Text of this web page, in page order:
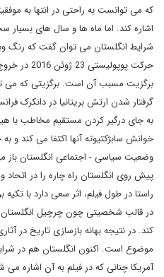
که می توانست به راحتی در انتها به
اشاره کند. اما ماه ها و سال های بسیار
شرایط انگلستان می توان گفت که رنگ
حرکت
برگزیت مسبب آن است. برگزیتی که می
گرفتار شدن ارتش بریتانیا در دانکرک
به جای درگیر کردن مستقیم مخاطب با
خوانش سابژکتیوته آنها اکتفا می کند و
وضعیت سیاسی - اجتماعی انگلستان باز
پیش روی انگلستان راه چاره را در اتحاد
راستا در طول فیلم، اثر سعی دارد با
در قالب شخصیتی چون چرچیل انگلستان
کند. در نتیجه بهانه بازسازی تاریخ در
موضوع است. اکنون انگلستان هم در
آمریکا چنانی که در فیلم به آن اشاره